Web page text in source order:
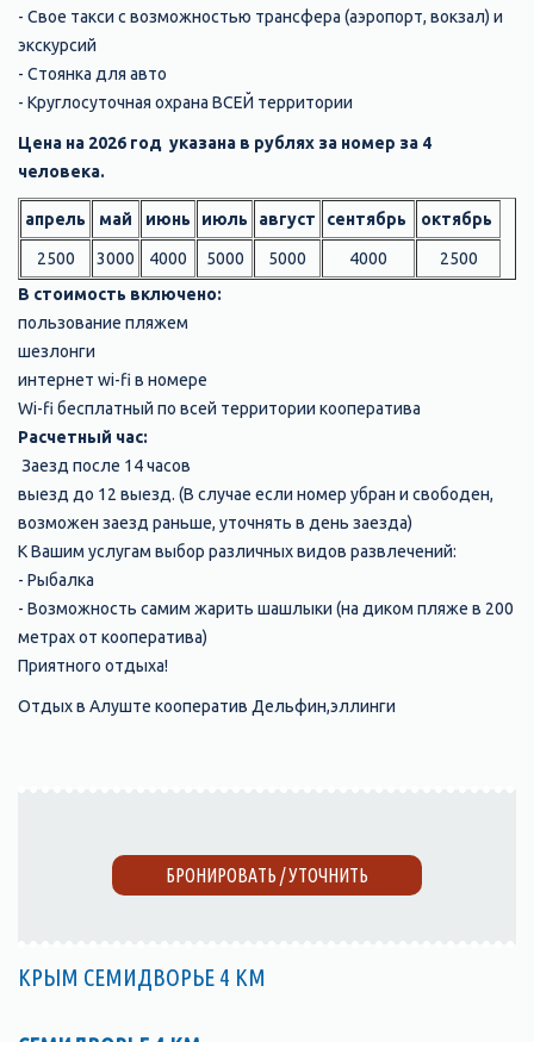
- Свое такси с возможностью трансфера (аэропорт, вокзал) и
экскурсий
- Стоянка для авто
- Круглосуточная охрана ВСЕЙ территории
Цена на 2026 год указана в рублях за номер за 4
человека.
апрель май июнь июль август сентябрь октябрь
2500 3000 4000 5000 5000 4000
2500
В стоимость включено:
пользование пляжем
шезлонги
интернет wi-fi в номере
Wi-fi бесплатный по всей территории кооператива
Расчетный час:
Заезд после 14 часов
выезд до 12 выезд. (В случае если номер убран и свободен,
возможен заезд раньше, уточнять в день заезда)
К Вашим услугам выбор различных видов развлечений:
- Рыбалка
- Возможность самим жарить шашлыки (на диком пляже в 200
метрах от кооператива)
Приятного отдыха!
Отдых в Алуште кооператив Дельфин,эллинги
БРОНИРОВАТЬ / УТОЧНИТЬ
КРЫМ СЕМИДВОРЬЕ 4 КМ